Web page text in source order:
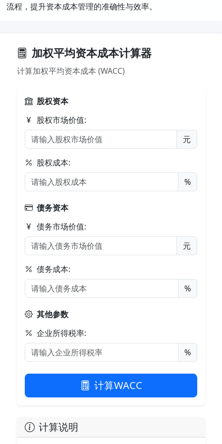
流程，提升资本成本管理的准确性与效率。
加权平均资本成本计算器
计算加权平均资本成本 (WACC)
股权资本
股权市场价值:
元
股权成本:
%
债务资本
债务市场价值:
元
债务成本:
%
其他参数
企业所得税率:
%
计算WACC
计算说明